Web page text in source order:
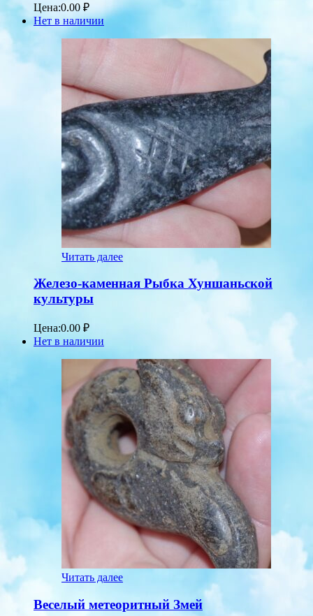
Цена:0.00 ₽
Нет в наличии
Читать далее
Железо-каменная Рыбка Хуншаньской
культуры
Цена:0.00 ₽
Нет в наличии
Читать далее
Веселый метеоритный Змей